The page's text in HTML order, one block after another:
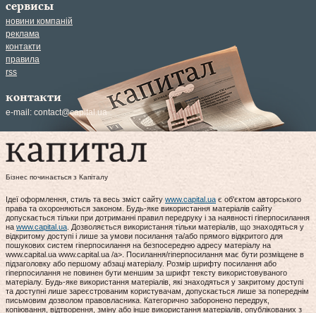
сервисы
новини компаній
реклама
контакти
правила
rss
контакти
e-mail: contact@capital.ua
Бізнес починається з Капіталу
Ідеї оформлення, стиль та весь зміст сайту www.capital.ua є об'єктом авторського
права та охороняються законом. Будь-яке використання матеріалів сайту
допускається тільки при дотриманні правил передруку і за наявності гіперпосилання
на www.capital.ua . Дозволяється використання тільки матеріалів, що знаходяться у
відкритому доступі і лише за умови посилання та/або прямого відкритого для
пошукових систем гіперпосилання на безпосередню адресу матеріалу на
www.capital.ua www.capital.ua /a>. Посилання/гіперпосилання має бути розміщене в
підзаголовку або першому абзаці матеріалу. Розмір шрифту посилання або
гіперпосилання не повинен бути меншим за шрифт тексту використовуваного
матеріалу. Будь-яке використання матеріалів, які знаходяться у закритому доступі
та доступні лише зареєстрованим користувачам, допускається лише за попереднім
письмовим дозволом правовласника. Категорично заборонено передрук,
копіювання, відтворення, зміну або інше використання матеріалів, опублікованих з